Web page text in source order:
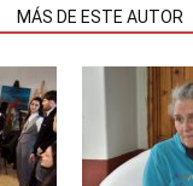
MÁS DE ESTE AUTOR